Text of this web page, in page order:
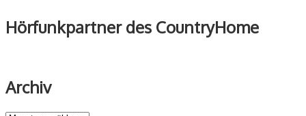
Hörfunkpartner des CountryHome
Archiv